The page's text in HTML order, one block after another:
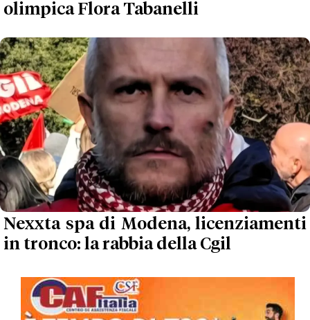
olimpica Flora Tabanelli
Nexxta spa di Modena, licenziamenti
in tronco: la rabbia della Cgil